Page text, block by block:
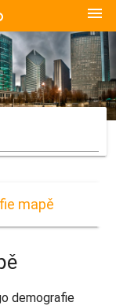
menu
mapě
demografie